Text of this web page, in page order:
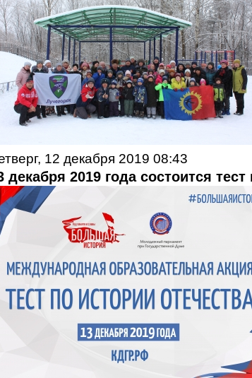
12 декабря 2019 08:43
декабря 2019 года состоится